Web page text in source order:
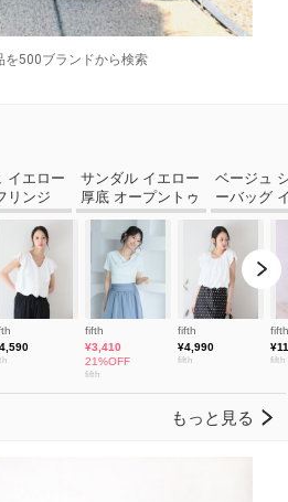
を500ブランドから検索